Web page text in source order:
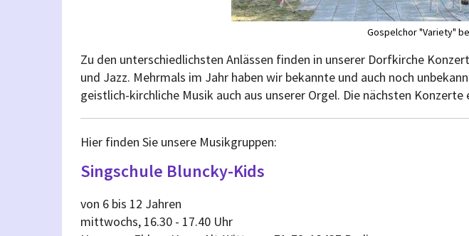
Gospelchor "Variety"
Zu den unterschiedlichsten Anlässen finden in unserer Dorfkirche
und Jazz. Mehrmals im Jahr haben wir bekannte und auch noch
geistlich-kirchliche Musik auch aus unserer Orgel. Die nächsten
Hier finden Sie unsere Musikgruppen:
Singschule Bluncky-Kids
von 6 bis 12 Jahren
mittwochs, 16.30 - 17.40 Uhr